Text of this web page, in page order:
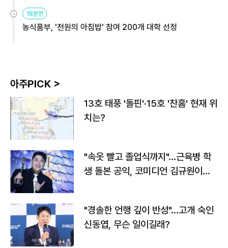
원
18분전
농식품부, '천원의 아침밥' 참여 200개 대학 선정
아주PICK >
13호 태풍 '돌핀'·15호 '찬홈' 현재 위
치는?
"속옷 빨고 졸업식까지"…근육병 학
생 돌본 공익, 코미디언 김규원이었
"경솔한 언행 깊이 반성"…고개 숙인
신동엽, 무슨 일이길래?